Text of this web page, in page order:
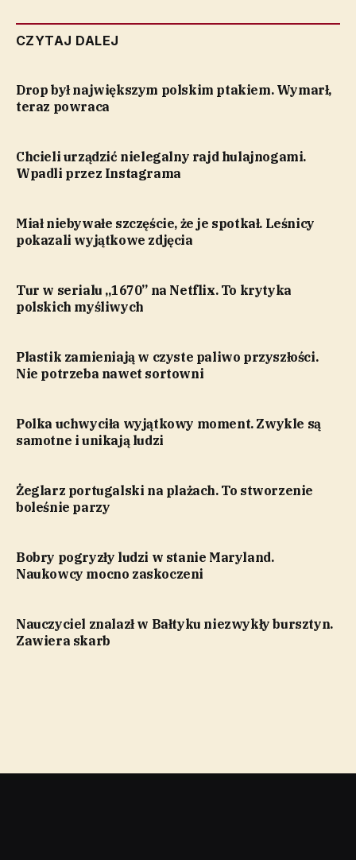
CZYTAJ DALEJ
Drop był największym polskim ptakiem. Wymarł,
teraz powraca
Chcieli urządzić nielegalny rajd hulajnogami.
Wpadli przez Instagrama
Miał niebywałe szczęście, że je spotkał. Leśnicy
pokazali wyjątkowe zdjęcia
Tur w serialu „1670” na Netflix. To krytyka
polskich myśliwych
Plastik zamieniają w czyste paliwo przyszłości.
Nie potrzeba nawet sortowni
Polka uchwyciła wyjątkowy moment. Zwykle są
samotne i unikają ludzi
Żeglarz portugalski na plażach. To stworzenie
boleśnie parzy
Bobry pogryzły ludzi w stanie Maryland.
Naukowcy mocno zaskoczeni
Nauczyciel znalazł w Bałtyku niezwykły bursztyn.
Zawiera skarb